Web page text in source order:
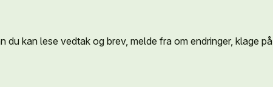
du kan lese vedtak og brev, melde fra om endringer, klage på